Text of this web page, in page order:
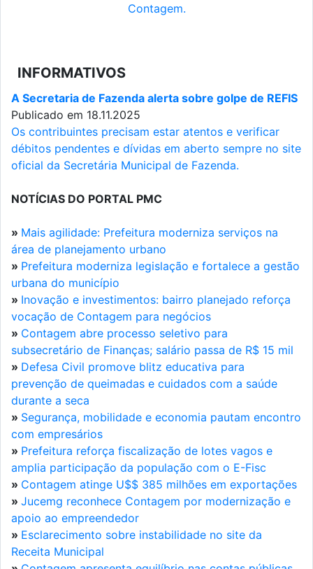
Contagem.
INFORMATIVOS
A Secretaria de Fazenda alerta sobre golpe de REFIS
Publicado em 18.11.2025
Os contribuintes precisam estar atentos e verificar
débitos pendentes e dívidas em aberto sempre no site
oficial da Secretária Municipal de Fazenda.
NOTÍCIAS DO PORTAL PMC
» Mais agilidade: Prefeitura moderniza serviços na
área de planejamento urbano
» Prefeitura moderniza legislação e fortalece a gestão
urbana do município
» Inovação e investimentos: bairro planejado reforça
vocação de Contagem para negócios
» Contagem abre processo seletivo para
subsecretário de Finanças; salário passa de R$ 15 mil
» Defesa Civil promove blitz educativa para
prevenção de queimadas e cuidados com a saúde
durante a seca
» Segurança, mobilidade e economia pautam encontro
com empresários
» Prefeitura reforça fiscalização de lotes vagos e
amplia participação da população com o E-Fisc
» Contagem atinge U$$ 385 milhões em exportações
» Jucemg reconhece Contagem por modernização e
apoio ao empreendedor
» Esclarecimento sobre instabilidade no site da
Receita Municipal